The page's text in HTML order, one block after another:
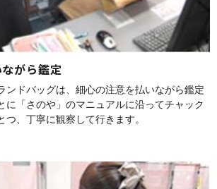
がら鑑定
ンドバッグは、細心の注意を払いながら鑑定
に「さのや」のマニュアルに沿ってチャック
、丁寧に観察して行きます。